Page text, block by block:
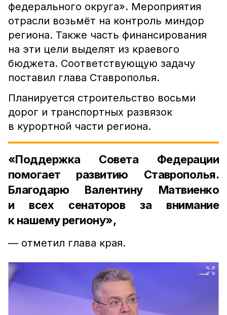
федерального округа». Мероприятия
отрасли возьмёт на контроль миндор
региона. Также часть финансирования
на эти цели выделят из краевого
бюджета. Соответствующую задачу
поставил глава Ставрополья.
Планируется строительство восьми
дорог и транспортных развязок
в курортной части региона.
«Поддержка Совета Федерации
помогает развитию Ставрополья.
Благодарю Валентину Матвиенко
и всех сенаторов за внимание
к нашему региону»,
— отметил глава края.